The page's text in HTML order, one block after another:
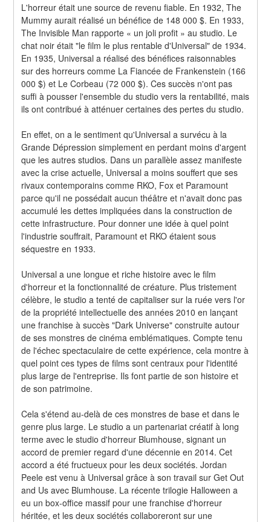
L'horreur était une source de revenu fiable. En 1932, The
Mummy aurait réalisé un bénéfice de 148 000 $. En 1933,
The Invisible Man rapporte « un joli profit » au studio. Le
chat noir était "le film le plus rentable d'Universal" de 1934.
En 1935, Universal a réalisé des bénéfices raisonnables
sur des horreurs comme La Fiancée de Frankenstein (166
000 $) et Le Corbeau (72 000 $). Ces succès n'ont pas
suffi à pousser l'ensemble du studio vers la rentabilité, mais
ils ont contribué à atténuer certaines des pertes du studio.
En effet, on a le sentiment qu'Universal a survécu à la
Grande Dépression simplement en perdant moins d'argent
que les autres studios. Dans un parallèle assez manifeste
avec la crise actuelle, Universal a moins souffert que ses
rivaux contemporains comme RKO, Fox et Paramount
parce qu'il ne possédait aucun théâtre et n'avait donc pas
accumulé les dettes impliquées dans la construction de
cette infrastructure. Pour donner une idée à quel point
l'industrie souffrait, Paramount et RKO étaient sous
séquestre en 1933.
Universal a une longue et riche histoire avec le film
d'horreur et la fonctionnalité de créature. Plus tristement
célèbre, le studio a tenté de capitaliser sur la ruée vers l'or
de la propriété intellectuelle des années 2010 en lançant
une franchise à succès "Dark Universe" construite autour
de ses monstres de cinéma emblématiques. Compte tenu
de l'échec spectaculaire de cette expérience, cela montre à
quel point ces types de films sont centraux pour l'identité
plus large de l'entreprise. Ils font partie de son histoire et
de son patrimoine.
Cela s'étend au-delà de ces monstres de base et dans le
genre plus large. Le studio a un partenariat créatif à long
terme avec le studio d'horreur Blumhouse, signant un
accord de premier regard d'une décennie en 2014. Cet
accord a été fructueux pour les deux sociétés. Jordan
Peele est venu à Universal grâce à son travail sur Get Out
and Us avec Blumhouse. La récente trilogie Halloween a
eu un box-office massif pour une franchise d'horreur
héritée, et les deux sociétés collaboreront sur une